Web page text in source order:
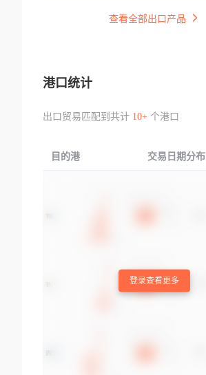
查看全部出口产品
港口统计
出口贸易匹配到共计 10+个港口
目的港 交易日期分布
登录查看更多